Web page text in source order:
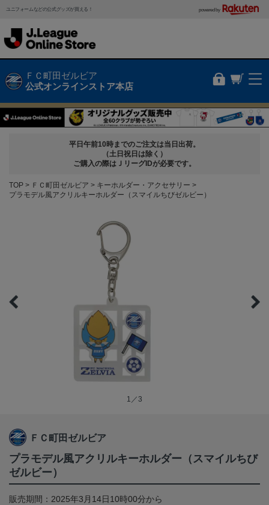
ユニフォームなどの公式グッズが買える！ powered by
ＦＣ町田ゼルビア
公式オンラインストア本店
平日午前10時までのご注文は当日出荷。
（土日祝日は除く）
ご購入の際はＪリーグIDが必要です。
TOP ＦＣ町田ゼルビア
キーホルダー・アクセサリー
プラモデル風アクリルキーホルダー（スマイルちびゼルビー）
1／3
ＦＣ町田ゼルビア
プラモデル風アクリルキーホルダー（スマイルちび
ゼルビー）
販売期間：2025年3月14日10時00分から